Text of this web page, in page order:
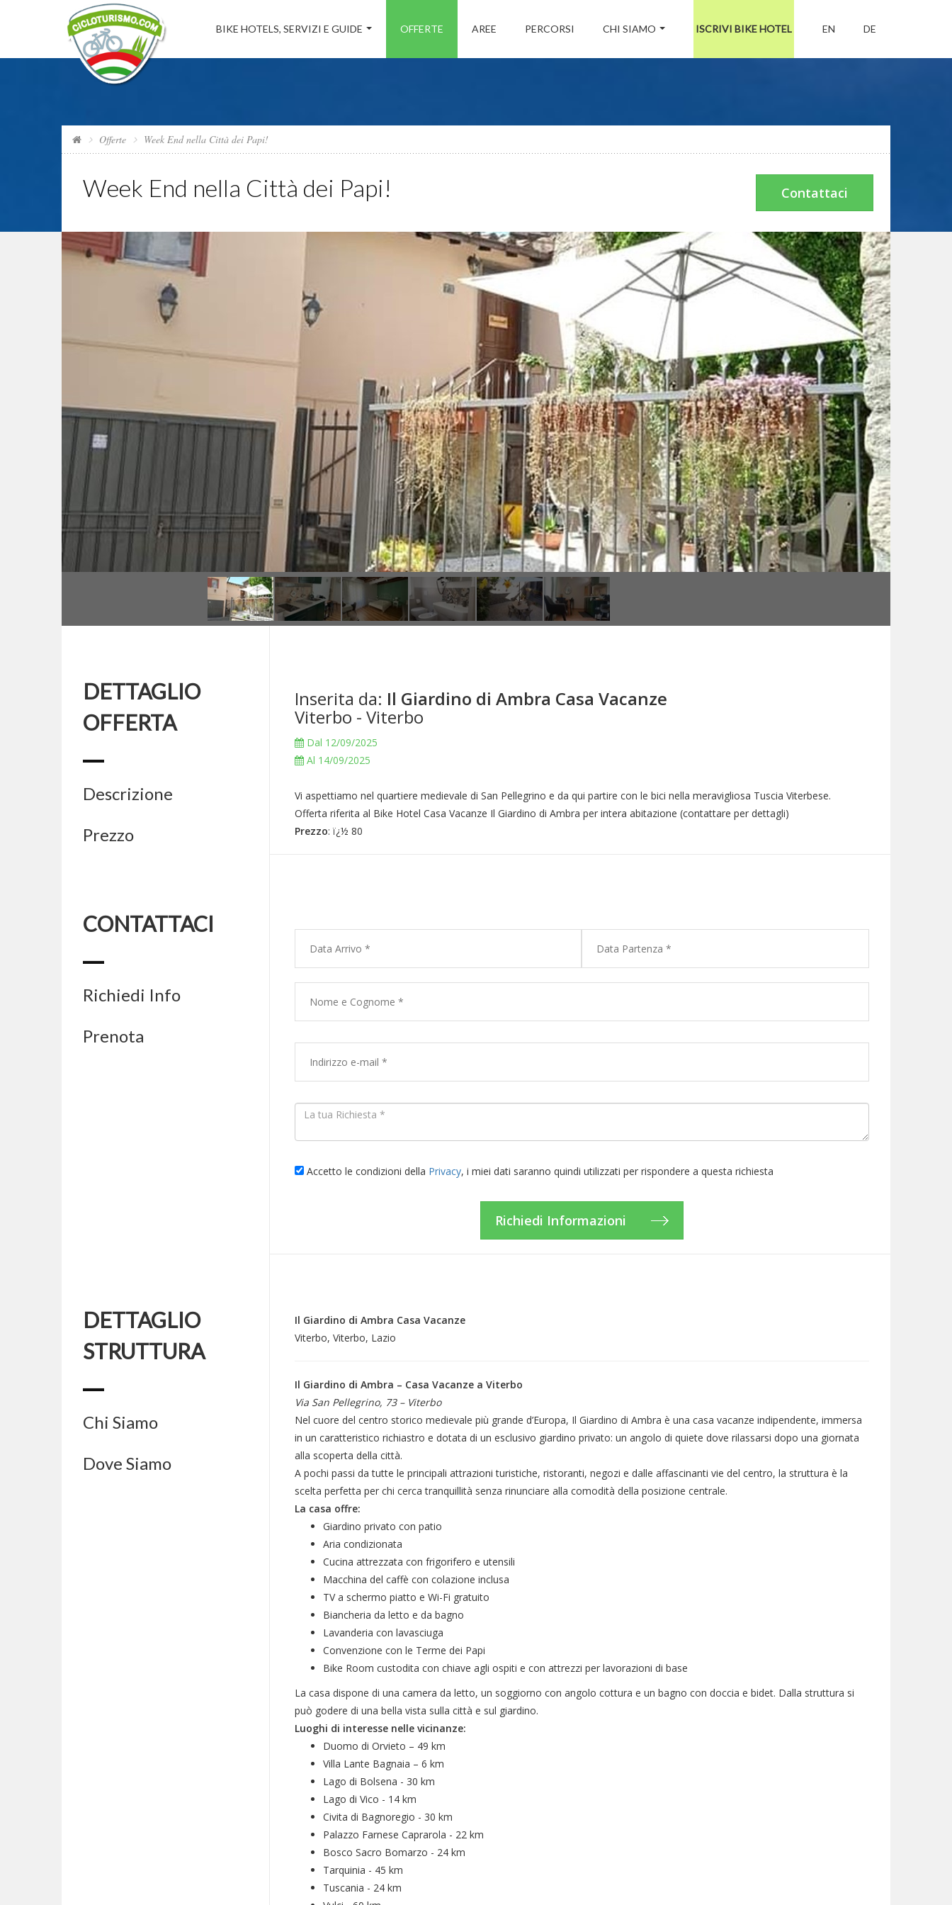
BIKE HOTELS, SERVIZI E GUIDE OFFERTE AREE PERCORSI CHI SIAMO ISCRIVI BIKE HOTEL EN DE
Offerte Week End nella Città dei Papi!
Week End nella Città dei Papi! Contattaci
DETTAGLIO
OFFERTA
Descrizione
Prezzo
Inserita da: Il Giardino di Ambra Casa Vacanze
Viterbo - Viterbo
Dal 12/09/2025
Al 14/09/2025
Vi aspettiamo nel quartiere medievale di San Pellegrino e da qui partire con le bici nella meravigliosa Tuscia Viterbese.
Offerta riferita al Bike Hotel Casa Vacanze Il Giardino di Ambra per intera abitazione (contattare per dettagli)
Prezzo: ï¿½ 80
CONTATTACI
Richiedi Info
Prenota
Accetto le condizioni della Privacy, i miei dati saranno quindi utilizzati per rispondere a questa richiesta
DETTAGLIO
STRUTTURA
Chi Siamo
Dove Siamo
Il Giardino di Ambra Casa Vacanze
Viterbo, Viterbo, Lazio
Il Giardino di Ambra – Casa Vacanze a Viterbo
Via San Pellegrino, 73 – Viterbo
Nel cuore del centro storico medievale più grande d’Europa, Il Giardino di Ambra è una casa vacanze indipendente, immersa
in un caratteristico richiastro e dotata di un esclusivo giardino privato: un angolo di quiete dove rilassarsi dopo una giornata
alla scoperta della città.
A pochi passi da tutte le principali attrazioni turistiche, ristoranti, negozi e dalle affascinanti vie del centro, la struttura è la
scelta perfetta per chi cerca tranquillità senza rinunciare alla comodità della posizione centrale.
La casa offre:
Giardino privato con patio
Aria condizionata
Cucina attrezzata con frigorifero e utensili
Macchina del caffè con colazione inclusa
TV a schermo piatto e Wi-Fi gratuito
Biancheria da letto e da bagno
Lavanderia con lavasciuga
Convenzione con le Terme dei Papi
Bike Room custodita con chiave agli ospiti e con attrezzi per lavorazioni di base
La casa dispone di una camera da letto, un soggiorno con angolo cottura e un bagno con doccia e bidet. Dalla struttura si
può godere di una bella vista sulla città e sul giardino.
Luoghi di interesse nelle vicinanze:
Duomo di Orvieto – 49 km
Villa Lante Bagnaia – 6 km
Lago di Bolsena - 30 km
Lago di Vico - 14 km
Civita di Bagnoregio - 30 km
Palazzo Farnese Caprarola - 22 km
Bosco Sacro Bomarzo - 24 km
Tarquinia - 45 km
Tuscania - 24 km